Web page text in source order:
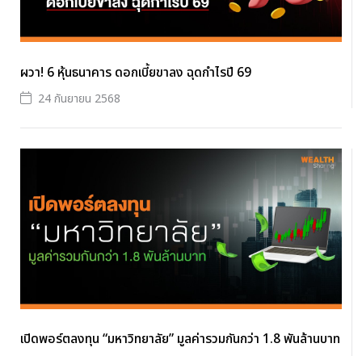
ผวา! 6 หุ้นธนาคาร ดอกเบี้ยขาลง ฉุดกำไรปี 69
24 กันยายน 2568
เปิดพอร์ตลงทุน “มหาวิทยาลัย” มูลค่ารวมกันกว่า 1.8 พันล้านบาท